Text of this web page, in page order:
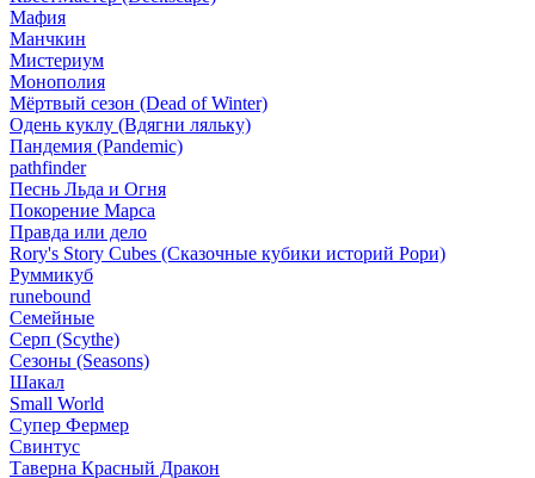
Мафия
Манчкин
Мистериум
Монополия
Мёртвый сезон (Dead of Winter)
Одень куклу (Вдягни ляльку)
Пандемия (Pandemic)
pathfinder
Песнь Льда и Огня
Покорение Марса
Правда или дело
Rory's Story Cubes (Сказочные кубики историй Рори)
Руммикуб
runebound
Семейные
Серп (Scythe)
Сезоны (Seasons)
Шакал
Small World
Супер Фермер
Свинтус
Таверна Красный Дракон